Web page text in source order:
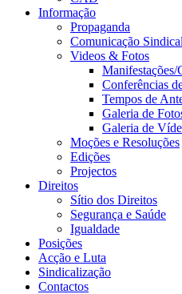
Informação
Propaganda
Comunicação Sindical
Videos & Fotos
Manifestações/
Conferências
Tempos de
Galeria de
Galeria de
Moções e Resoluções
Edições
Projectos
Direitos
Sítio dos Direitos
Segurança e Saúde
Igualdade
Posições
Acção e Luta
Sindicalização
Contactos